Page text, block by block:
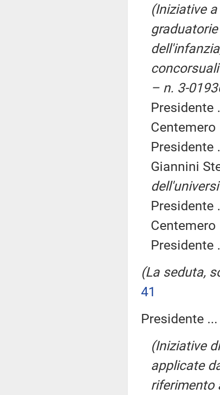
(Iniziative
– n. 3-
Presidente
Centemero
Presidente
Giannini
Presidente
Centemero
Presidente
(La seduta,
41
Presidente
(Iniziative
applicate
riferimento